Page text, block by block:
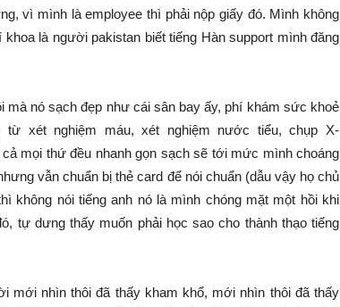
vì mình là employee thì phải nộp giấy đó. Mình không
là người pakistan biết tiếng Hàn support mình đăng
mà nó sạch đẹp như cái sân bay ấy, phí khám sức khoẻ
xét nghiệm máu, xét nghiệm nước tiểu, chụp X-
mọi thứ đều nhanh gọn sạch sẽ tới mức mình choáng
vẫn chuẩn bị thẻ card để nói chuẩn (dẫu vậy họ chủ
không nói tiếng anh nó là mình chóng mặt một hồi khi
tự dưng thấy muốn phải học sao cho thành thạo tiếng
mới nhìn thôi đã thấy kham khổ, mới nhìn thôi đã thấy